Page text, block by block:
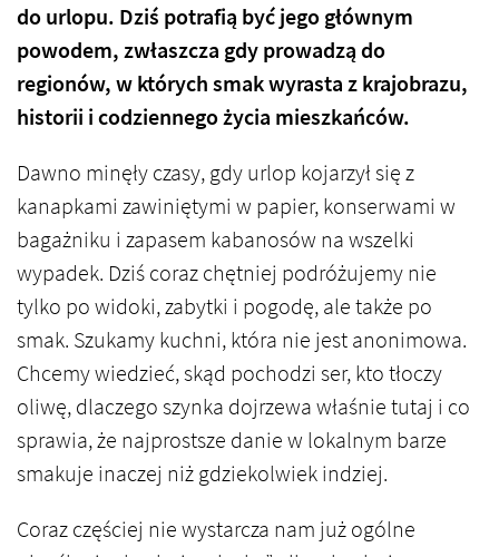
do urlopu. Dziś potrafią być jego głównym
powodem, zwłaszcza gdy prowadzą do
regionów, w których smak wyrasta z krajobrazu,
historii i codziennego życia mieszkańców.
Dawno minęły czasy, gdy urlop kojarzył się z
kanapkami zawiniętymi w papier, konserwami w
bagażniku i zapasem kabanosów na wszelki
wypadek. Dziś coraz chętniej podróżujemy nie
tylko po widoki, zabytki i pogodę, ale także po
smak. Szukamy kuchni, która nie jest anonimowa.
Chcemy wiedzieć, skąd pochodzi ser, kto tłoczy
oliwę, dlaczego szynka dojrzewa właśnie tutaj i co
sprawia, że najprostsze danie w lokalnym barze
smakuje inaczej niż gdziekolwiek indziej.
Coraz częściej nie wystarcza nam już ogólne